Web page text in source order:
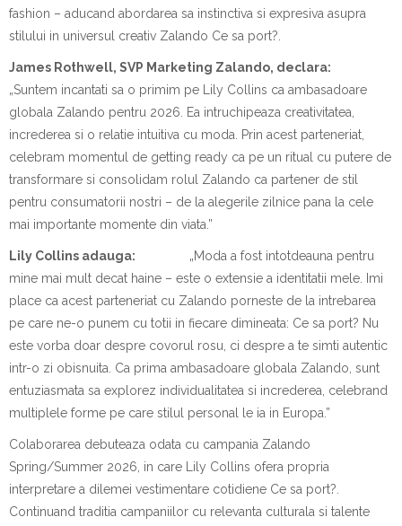
fashion – aducand abordarea sa instinctiva si expresiva asupra
stilului in universul creativ Zalando Ce sa port?.
James Rothwell, SVP Marketing Zalando, declara:
„Suntem incantati sa o primim pe Lily Collins ca ambasadoare
globala Zalando pentru 2026. Ea intruchipeaza creativitatea,
increderea si o relatie intuitiva cu moda. Prin acest parteneriat,
celebram momentul de getting ready ca pe un ritual cu putere de
transformare si consolidam rolul Zalando ca partener de stil
pentru consumatorii nostri – de la alegerile zilnice pana la cele
mai importante momente din viata.”
Lily Collins adauga:
„Moda a fost intotdeauna pentru
mine mai mult decat haine – este o extensie a identitatii mele. Imi
place ca acest parteneriat cu Zalando porneste de la intrebarea
pe care ne-o punem cu totii in fiecare dimineata: Ce sa port? Nu
este vorba doar despre covorul rosu, ci despre a te simti autentic
intr-o zi obisnuita. Ca prima ambasadoare globala Zalando, sunt
entuziasmata sa explorez individualitatea si increderea, celebrand
multiplele forme pe care stilul personal le ia in Europa.”
Colaborarea debuteaza odata cu campania Zalando
Spring/Summer 2026, in care Lily Collins ofera propria
interpretare a dilemei vestimentare cotidiene Ce sa port?.
Continuand traditia campaniilor cu relevanta culturala si talente